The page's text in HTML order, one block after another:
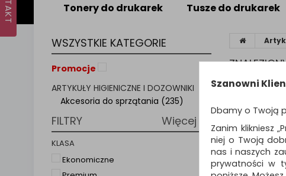
Tonery do drukarek Tusze do drukarek
WSZYSTKIE KATEGORIE
Promocje
ARTYKUŁY HIGIENICZNE I DOZOWNIKI
Akcesoria do sprzątania (235)
FILTRY Więcej
KLASA
Ekonomiczne
Akcesoria do
utrzymanie
Sortuj po
Szanowni
Dbamy o Twoją
Zanim klikniesz
niej o Twoją
nas i naszych
prywatności w